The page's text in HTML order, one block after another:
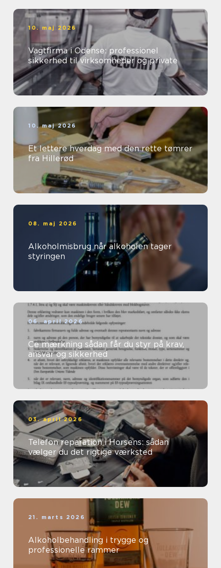
10. maj 2026
Vagtfirma i Odense: professionel
sikkerhed til virksomheder og private
10. maj 2026
Et lettere hverdag med den rette tømrer
fra Hillerød
08. maj 2026
Alkoholmisbrug når alkoholen tager
styringen
06. april 2026
Ce mærkning sådan får du styr på krav,
ansvar og sikkerhed
03. april 2026
Telefon reparation i Horsens: sådan
vælger du det rigtige værksted
21. marts 2026
Alkoholbehandling i trygge og
professionelle rammer